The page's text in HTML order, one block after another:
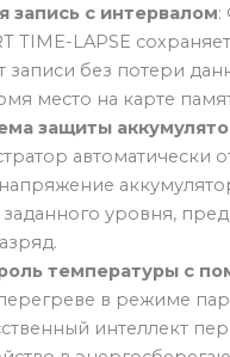
запись с интервалом:
TIME-LAPSE
записи без потери
место на карте
защиты
автоматически
уровня,
температуры с
в режиме
интеллект